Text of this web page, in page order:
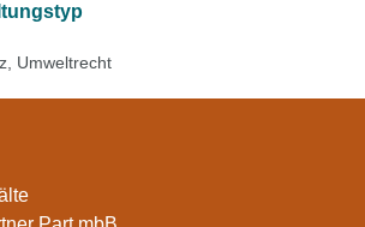
Umweltrecht